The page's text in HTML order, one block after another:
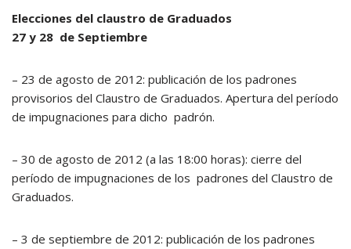
Elecciones del claustro de Graduados
27 y 28 de Septiembre
– 23 de agosto de 2012: publicación de los padrones
provisorios del Claustro de Graduados. Apertura del período
de impugnaciones para dicho padrón.
– 30 de agosto de 2012 (a las 18:00 horas): cierre del
período de impugnaciones de los padrones del Claustro de
Graduados.
– 3 de septiembre de 2012: publicación de los padrones